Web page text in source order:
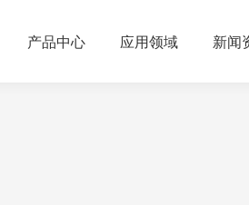
产品中心 应用领域 新闻